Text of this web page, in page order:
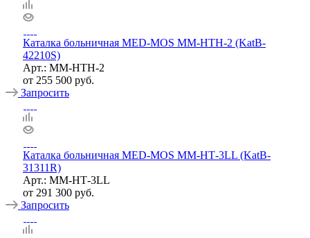
Каталка больничная MED-MOS ММ-НТH-2 (KatB-
42210S)
Арт.: ММ-НТН-2
от 255 500 руб.
Запросить
Каталка больничная MED-MOS ММ-НТ-3LL (KatB-
31311R)
Арт.: ММ-НТ-3LL
от 291 300 руб.
Запросить